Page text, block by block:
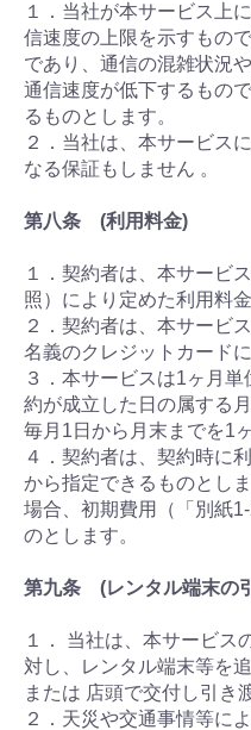
１．当社が本サービス上
信速度の上限を示すもの
であり、通信の混雑状況
通信速度が低下するもの
るものとします。
２．当社は、本サービス
なる保証もしません 。
第八条 (利用料金)
１．契約者は、本サービ
照）により定めた利用料
２．契約者は、本サービ
名義のクレジットカード
３．本サービスは1ヶ月
約が成立した日の属する
毎月1日から月末までを1
４．契約者は、契約時に
から指定できるものとし
場合、初期費用（「別紙
のとします。
第九条 (レンタル端末の
１． 当社は、本サービス
対し、レンタル端末等を
または 店頭で交付し引き
２．天災や交通事情等に